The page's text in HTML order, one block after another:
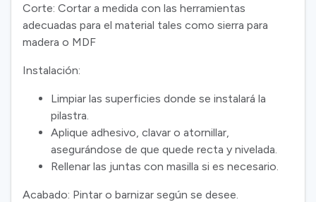
Corte: Cortar a medida con las herramientas
adecuadas para el material tales como sierra para
madera o MDF
Instalación:
Limpiar las superficies donde se instalará la
pilastra.
Aplique adhesivo, clavar o atornillar,
asegurándose de que quede recta y nivelada.
Rellenar las juntas con masilla si es necesario.
Acabado: Pintar o barnizar según se desee.